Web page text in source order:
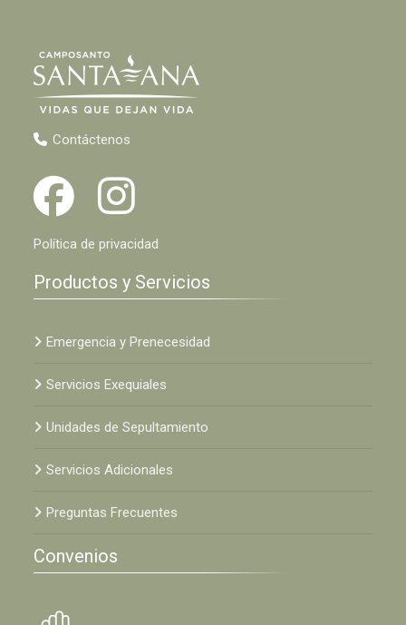
Contáctenos
Política de privacidad
Productos y Servicios
Emergencia y Prenecesidad
Servicios Exequiales
Unidades de Sepultamiento
Servicios Adicionales
Preguntas Frecuentes
Convenios